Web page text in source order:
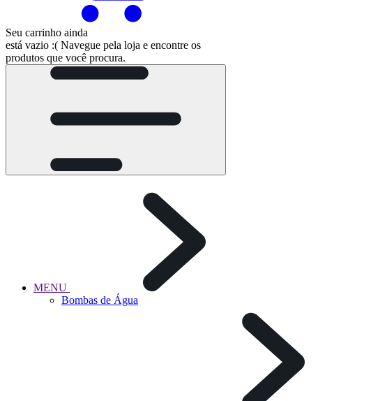
Seu carrinho ainda
está vazio :( Navegue pela loja e encontre os
produtos que você procura.
MENU
Bombas de Água